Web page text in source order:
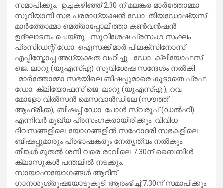
സമാപിക്കും. ഉച്ചകഴിഞ്ഞ് 2.30 ന് മലങ്കര മാർത്തോമ്മാ
സുറിയാനി സഭ പരമാധ്യക്ഷൻ ഡോ. തിയഡോഷ്യസ്
മാർത്തോമ്മാ മെത്രാപ്പോലീത്താ കൺവൻഷൻ
ഉദ്ഘാടനം ചെയ്തു . സുവിശേഷ പ്രസംഗ സംഘം
പ്രസിഡന്റ് ഡോ. ഐസക്ക് മാർ പീലക്‌സിനോസ്
എപ്പിസ്കോപ്പ അധ്യക്ഷത വഹിച്ചു . ഡോ. ക്ലിയോഫസ്
ജെ. ലാറു (യുഎസ്എ) സുവിശേഷ സന്ദേശം നൽകി
. മാർത്തോമ്മാ സഭയിലെ ബിഷപ്പുമാരെ കൂടാതെ പ്രഫ.
ഡോ. ക്ലിയോഫസ് ജെ. ലാറു (യുഎസ്‌എ.), റവ.
മോളോ വിൽസൻ മെസവാൻഡിലേ (സൗത്ത്
ആഫ്രിക്ക), ബിഷപ്പ് ഡോ. പോൾ സ്വരൂപ് (ഡൽഹി)
എന്നിവർ മുഖ്യ പ്രസംഗകരായിരിക്കും. വിവിധ
ദിവസങ്ങളിലെ യോഗങ്ങളിൽ സഹോദരി സഭകളിലെ
ബിഷപ്പുമാരും പ്രഭാഷകരും നേതൃത്വം നൽകും.
തിങ്കൾ മുതൽ ശനി വരെ രാവിലെ 7.30ന് ബൈബിൾ
ക്ലാസുകൾ പന്തലിൽ നടക്കും.
സായാഹ്നയോഗങ്ങൾ ആറിന്
ഗാനശുശ്രൂഷയോടുകൂടി ആരംഭിച്ച് 7.30ന് സമാപിക്കും.